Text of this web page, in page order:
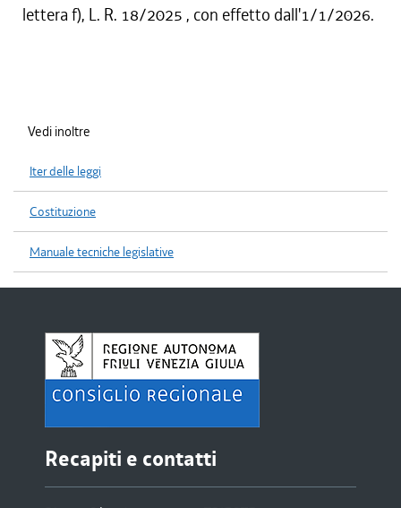
lettera f), L. R. 18/2025 , con effetto dall'1/1/2026.
Vedi inoltre
Iter delle leggi
Costituzione
Manuale tecniche legislative
Recapiti e contatti